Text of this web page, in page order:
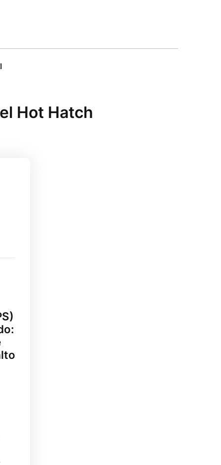
Hot Hatch